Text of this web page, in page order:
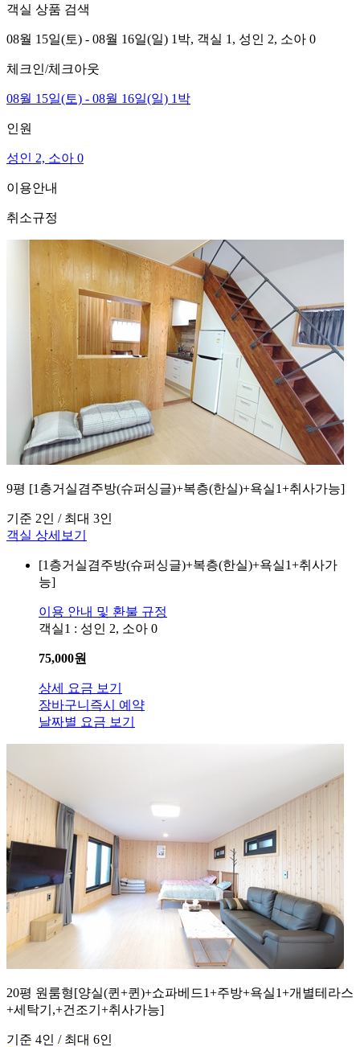
객실 상품 검색
08월 15일(토) - 08월 16일(일) 1박, 객실 1, 성인 2, 소아 0
체크인/체크아웃
08월 15일(토) - 08월 16일(일) 1박
인원
성인 2, 소아 0
이용안내
취소규정
9평 [1층거실겸주방(슈퍼싱글)+복층(한실)+욕실1+취사가능]
기준 2인 / 최대 3인
객실 상세보기
[1층거실겸주방(슈퍼싱글)+복층(한실)+욕실1+취사가
능]
이용 안내 및 환불 규정
객실1 : 성인 2, 소아 0
75,000원
상세 요금 보기
장바구니 즉시 예약
날짜별 요금 보기
20평 원룸형[양실(퀸+퀸)+쇼파베드1+주방+욕실1+개별테라스
+세탁기,+건조기+취사가능]
기준 4인 / 최대 6인